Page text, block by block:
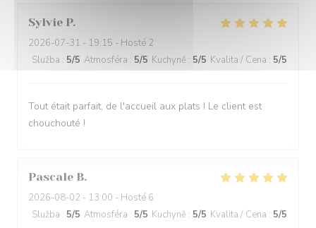
Sylvie P
2026-07-31 - 19:15 - Hosté 2
Služba : 5/5 Atmosféra : 5/5 Kuchyně : 5/5 Kvalita / Cena : 5/5
Tout était parfait, de l'accueil aux plats ! Le client est
chouchouté !
Pascale B
2026-08-02 - 13:00 - Hosté 6
Služba : 5/5 Atmosféra : 5/5 Kuchyně : 5/5 Kvalita / Cena : 5/5